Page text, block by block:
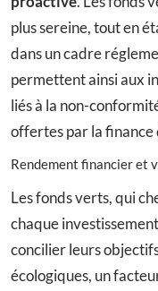
plus sereine, tout en
dans un cadre
permettent ainsi aux
liés à la non-
offertes par la finance
Rendement financier et
Les fonds verts, qui
chaque
concilier leurs
écologiques, un